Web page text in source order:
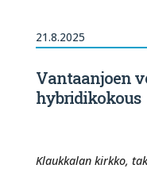
21.8.2025
Vantaanjoen
hybridikokous
Klaukkalan kirkko,